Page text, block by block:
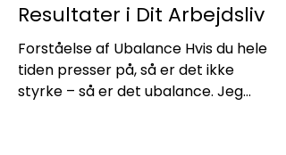
Resultater i Dit Arbejdsliv
Forståelse af Ubalance Hvis du hele
tiden presser på, så er det ikke
styrke – så er det ubalance. Jeg